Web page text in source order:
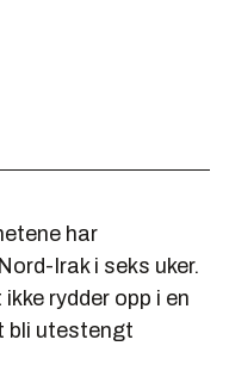
har
Irak i seks uker.
rydder opp i en
bli utestengt